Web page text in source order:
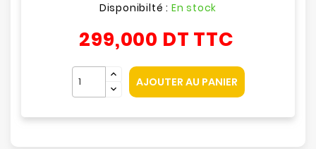
Disponibilté : En stock
299,000 DT TTC
AJOUTER AU PANIER